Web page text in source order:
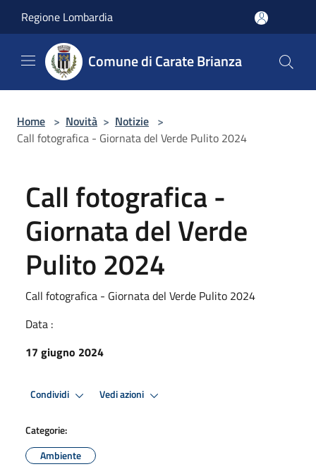
Regione Lombardia
Comune di Carate Brianza
Home > Novità > Notizie >
Call fotografica - Giornata del Verde Pulito 2024
Call fotografica -
Giornata del Verde
Pulito 2024
Call fotografica - Giornata del Verde Pulito 2024
Data :
17 giugno 2024
Condividi Vedi azioni
Categorie:
Ambiente